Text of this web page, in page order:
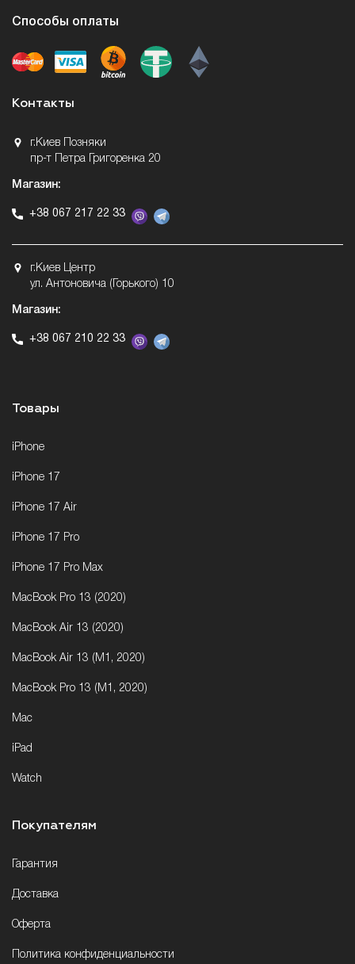
Способы оплаты
Контакты
г.Киев Позняки
пр-т Петра Григоренка 20
Магазин:
+38 067 217 22 33
г.Киев Центр
ул. Антоновича (Горького) 10
Магазин:
+38 067 210 22 33
Товары
iPhone
iPhone 17
iPhone 17 Air
iPhone 17 Pro
iPhone 17 Pro Max
MacBook Pro 13 (2020)
MacBook Air 13 (2020)
MacBook Air 13 (M1, 2020)
MacBook Pro 13 (M1, 2020)
Mac
iPad
Watch
Покупателям
Гарантия
Доставка
Оферта
Политика конфиденциальности